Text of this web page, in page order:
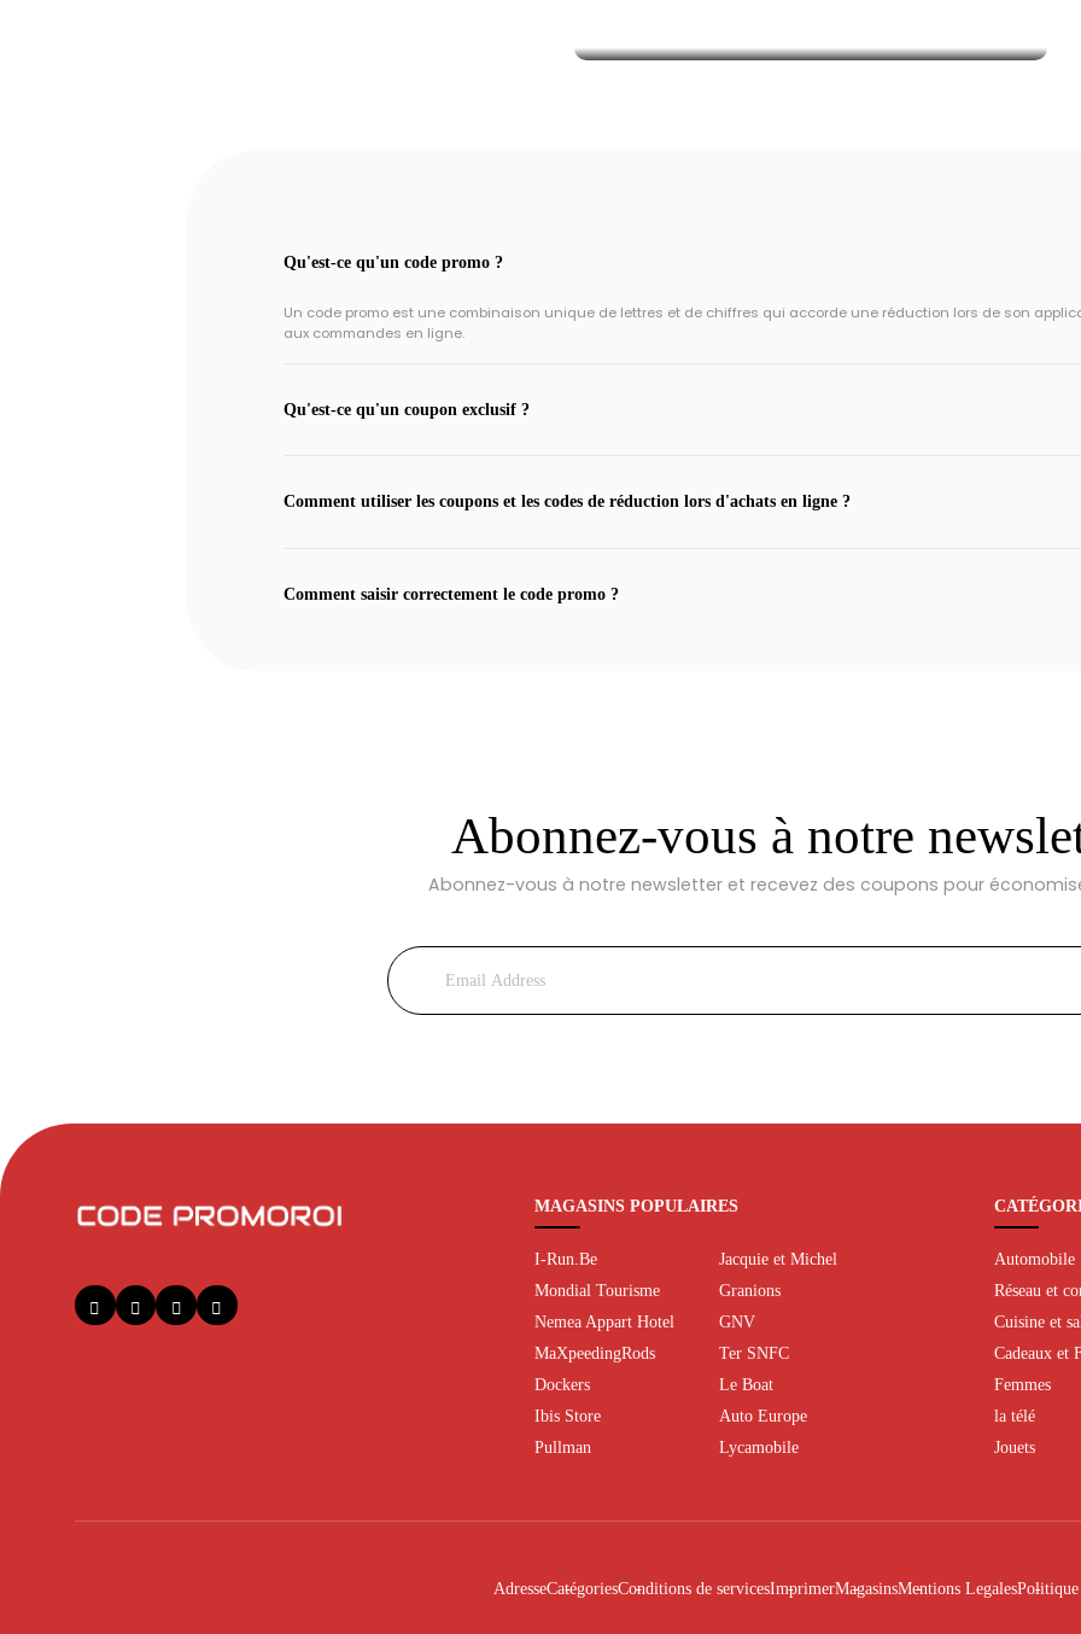
Qu'est-ce qu'un code promo ?
Un code promo est une combinaison unique de lettres et de chiffres qui accorde une réduction lors de son
aux commandes en ligne.
Qu'est-ce qu'un coupon exclusif ?
Comment utiliser les coupons et les codes de réduction lors d'achats en ligne ?
Comment saisir correctement le code promo ?
Abonnez-vous à notre
Abonnez-vous à notre newsletter et recevez des coupons pour
MAGASINS POPULAIRES
I-Run.Be
Mondial Tourisme
Nemea Appart Hotel
MaXpeedingRods
Dockers
Ibis Store
Pullman
Jacquie et Michel
Granions
GNV
Ter SNFC
Le Boat
Auto Europe
Lycamobile
Automobile
Réseau et
Cuisine et
Cadeaux et
Femmes
la télé
Jouets
AdresseCatégoriesConditions de servicesImprimerMagasinsMentions Legales